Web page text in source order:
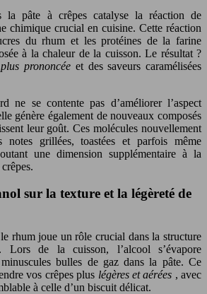
la pâte à crêpes catalyse la réaction de
chimique crucial en cuisine. Cette réaction
du rhum et les protéines de la farine
à la chaleur de la cuisson. Le résultat ?
prononcée et des saveurs caramélisées
ne se contente pas d’améliorer l’aspect
génère également de nouveaux composés
leur goût. Ces molécules nouvellement
notes grillées, toastées et parfois même
une dimension supplémentaire à la
sur la texture et la légèreté de
rhum joue un rôle crucial dans la structure
de la cuisson, l’alcool s’évapore
bulles de gaz dans la pâte. Ce
vos crêpes plus légères et aérées , avec
à celle d’un biscuit délicat.